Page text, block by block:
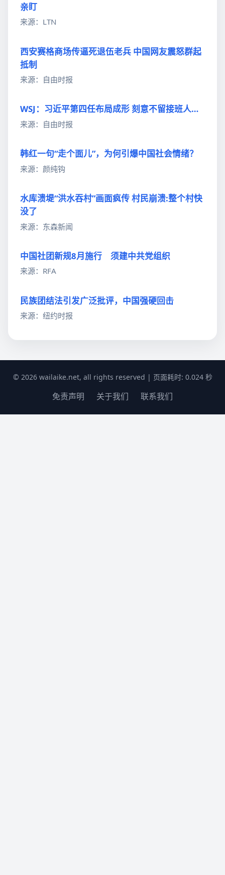
亲盯
来源：LTN
西安赛格商场传逼死退伍老兵 中国网友震怒群起
抵制
来源：自由时报
WSJ：习近平第四任布局成形 刻意不留接班人…
来源：自由时报
韩红一句“走个面儿”，为何引爆中国社会情绪？
来源：颜纯钩
水库溃堤“洪水吞村”画面疯传 村民崩溃:整个村快
没了
来源：东森新闻
中国社团新规8月施行 须建中共党组织
来源：RFA
民族团结法引发广泛批评，中国强硬回击
来源：纽约时报
© 2026 wailaike.net, all rights reserved | 页面耗时: 0.024 秒
免责声明 关于我们 联系我们